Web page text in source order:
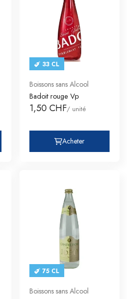
33 CL
Boissons sans Alcool
Badoit rouge Vp
1,50 CHF/ unité
Acheter
75 CL
Boissons sans Alcool